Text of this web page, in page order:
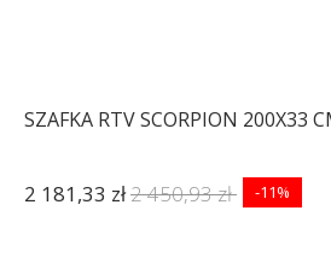
SZAFKA RTV SCORPION 200X33
2 181,33 zł2 450,93 zł -11%